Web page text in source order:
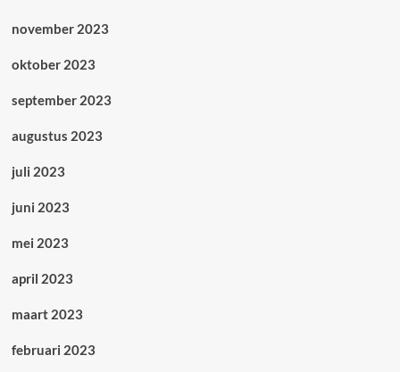
november 2023
oktober 2023
september 2023
augustus 2023
juli 2023
juni 2023
mei 2023
april 2023
maart 2023
februari 2023